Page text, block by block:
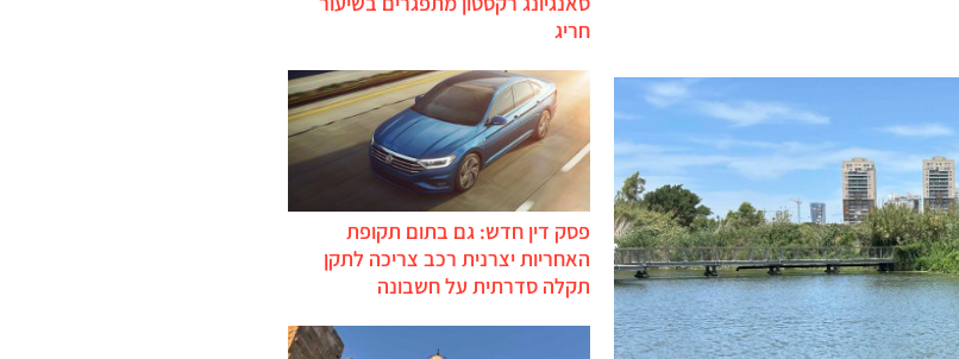
חריג
פסק דין חדש: גם בתום תקופת
האחריות יצרנית רכב צריכה לתקן
תקלה סדרתית על חשבונה